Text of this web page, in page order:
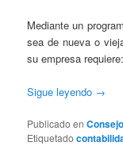
Mediante un
sea de nueva o
su empresa
Sigue leyendo →
Publicado en
Etiquetado